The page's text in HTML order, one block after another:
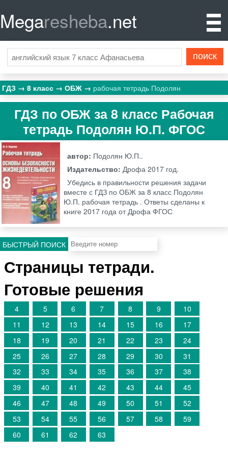
Megaresheba.net
ГДЗ 8 класс ОБЖ рабочая тетрадь Подолян
ГДЗ по ОБЖ за 8 класс Рабочая
тетрадь Подолян Ю.П. ФГОС
автор: Подолян Ю.П..
Издательство:Дрофа 2017 год.
Убедись в правильности решения задачи
вместе с ГДЗ по ОБЖ за 8 класс Подолян
Ю.П. рабочая тетрадь . Ответы сделаны к
книге 2017 года от Дрофа ФГОС
БЫСТРЫЙ ПОИСК
Страницы тетради.
Готовые решения
4 5 6 7 8 9
10
11
12 13 14 15 16
17
18
19 20 21 22 23
24
25
26 27 28 29 30
31
32
33 34 35 36 37
38
39
40 41 42 43 44
45
46
47 48 49 50 51
52
53
54 55 56 57 58
59
60
61 62 63